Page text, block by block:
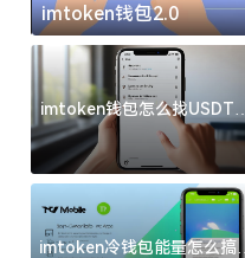
imtoken钱包2.0
imtoken钱包怎么找USDT地
址？三步搞定不踩坑
imtoken冷钱包能量怎么搞？